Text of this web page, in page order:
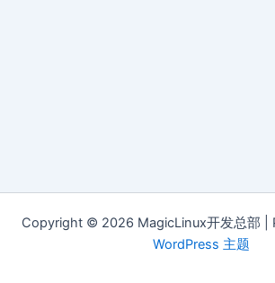
Copyright © 2026 MagicLinux开发总部 |
WordPress 主题